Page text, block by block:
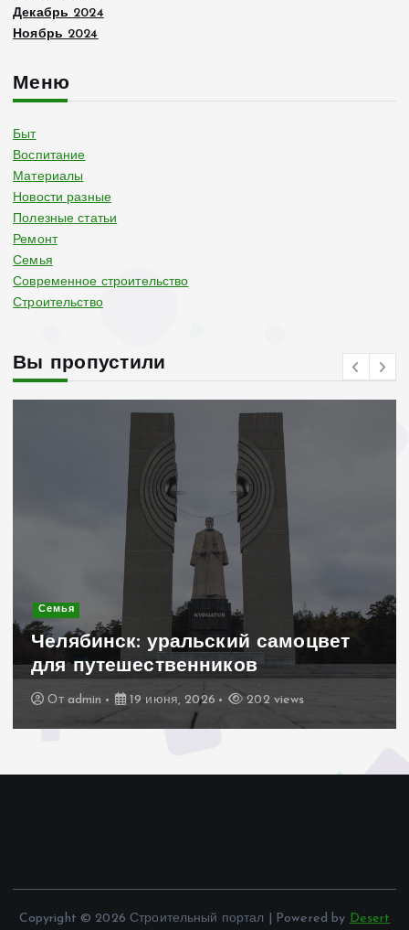
Декабрь 2024
Ноябрь 2024
Меню
Быт
Воспитание
Материалы
Новости разные
Полезные статьи
Ремонт
Семья
Современное строительство
Строительство
Вы пропустили
Семья
Челябинск: уральский самоцвет
для путешественников
От admin 19 июня, 2026 202 views
Copyright © 2026 Строительный портал | Powered by Desert